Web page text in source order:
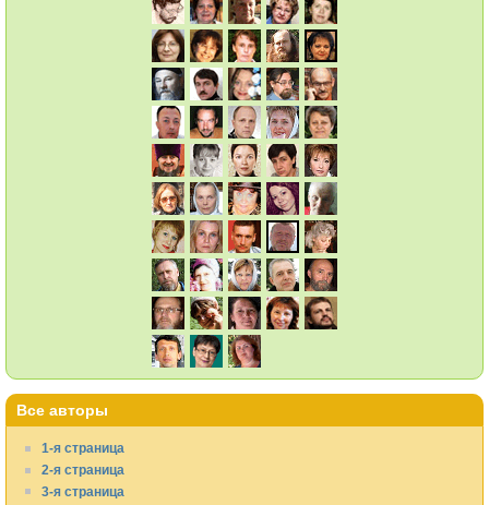
Все авторы
1-я страница
2-я страница
3-я страница